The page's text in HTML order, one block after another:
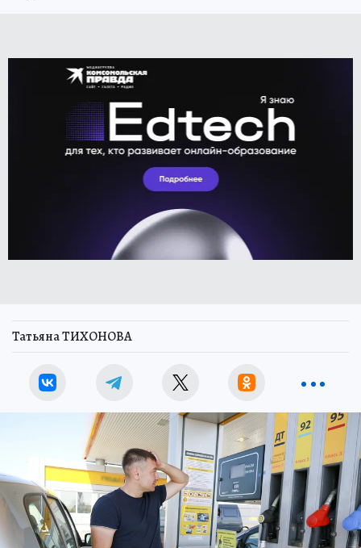
Татьяна ТИХОНОВА